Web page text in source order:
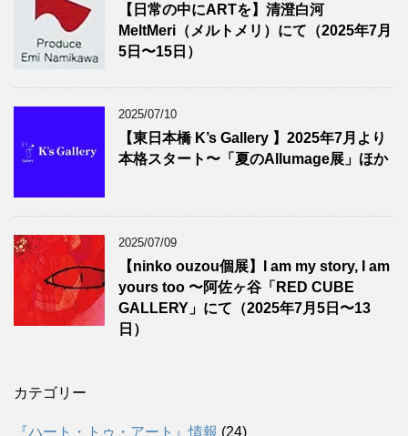
【日常の中にARTを】清澄白河
MeltMeri（メルトメリ）にて（2025年7月
5日〜15日）
2025/07/10
【東日本橋 K’s Gallery 】2025年7月より
本格スタート〜「夏のAllumage展」ほか
2025/07/09
【ninko ouzou個展】I am my story, I am
yours too 〜阿佐ヶ谷「RED CUBE
GALLERY」にて（2025年7月5日〜13
日）
カテゴリー
『ハート・トゥ・アート』情報 (24)